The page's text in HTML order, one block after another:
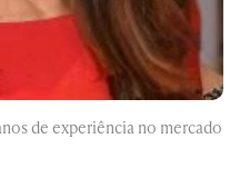
de experiência no mercado